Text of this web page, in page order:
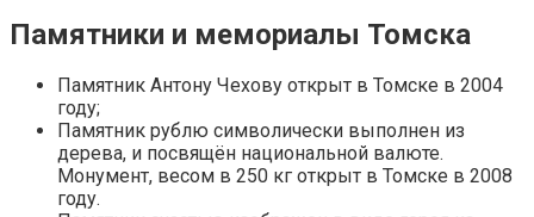
Памятники и мемориалы Томска
Памятник Антону Чехову открыт в Томске в 2004
году;
Памятник рублю символически выполнен из
дерева, и посвящён национальной валюте.
Монумент, весом в 250 кг открыт в Томске в 2008
году.